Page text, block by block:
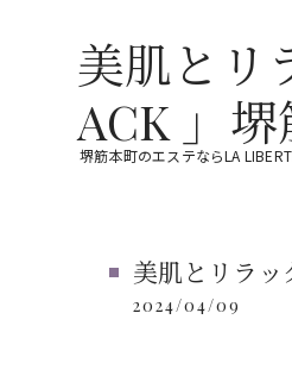
美肌とリ
ACK 」
堺筋本町のエステならLA
美肌とリラッ
2024/04/09